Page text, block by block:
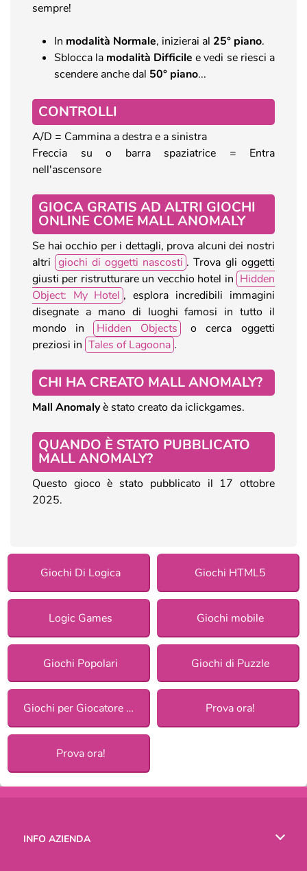
sempre!
In modalità Normale, inizierai al 25° piano.
Sblocca la modalità Difficile e vedi se riesci a
scendere anche dal 50° piano...
CONTROLLI
A/D = Cammina a destra e a sinistra
Freccia su o barra spaziatrice = Entra
nell'ascensore
GIOCA GRATIS AD ALTRI GIOCHI
ONLINE COME MALL ANOMALY
Se hai occhio per i dettagli, prova alcuni dei nostri
altri giochi di oggetti nascosti . Trova gli oggetti
giusti per ristrutturare un vecchio hotel in Hidden
Object: My Hotel , esplora incredibili immagini
disegnate a mano di luoghi famosi in tutto il
mondo in
Hidden Objects
o cerca oggetti
preziosi in Tales of Lagoona .
CHI HA CREATO MALL ANOMALY?
Mall Anomalyè stato creato da iclickgames.
QUANDO È STATO PUBBLICATO
MALL ANOMALY?
Questo gioco è stato pubblicato il 17 ottobre
2025.
Giochi Di Logica Giochi HTML5
Logic Games Giochi mobile
Giochi Popolari Giochi di Puzzle
Giochi per Giocatore Singolo Prova ora!
Prova ora!
INFO AZIENDA